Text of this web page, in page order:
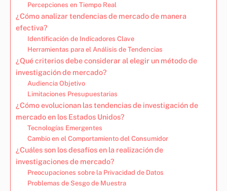
Percepciones en Tiempo Real
¿Cómo analizar tendencias de mercado de manera
efectiva?
Identificación de Indicadores Clave
Herramientas para el Análisis de Tendencias
¿Qué criterios debe considerar al elegir un método de
investigación de mercado?
Audiencia Objetivo
Limitaciones Presupuestarias
¿Cómo evolucionan las tendencias de investigación de
mercado en los Estados Unidos?
Tecnologías Emergentes
Cambio en el Comportamiento del Consumidor
¿Cuáles son los desafíos en la realización de
investigaciones de mercado?
Preocupaciones sobre la Privacidad de Datos
Problemas de Sesgo de Muestra